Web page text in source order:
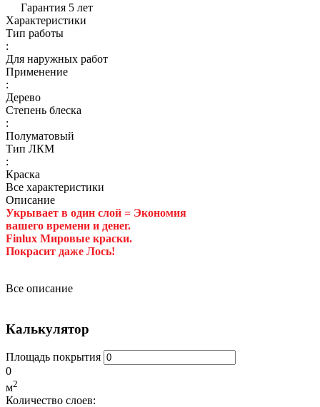
Гарантия 5 лет
Характеристики
Тип работы
:
Для наружных работ
Применение
:
Дерево
Степень блеска
:
Полуматовый
Тип ЛКМ
:
Краска
Все характеристики
Описание
Укрывает в один слой = Экономия
вашего времени и денег.
Finlux Мировые краски.
Покрасит даже Лось!
Все описание
Калькулятор
Площадь покрытия
0
м2
Количество слоев: